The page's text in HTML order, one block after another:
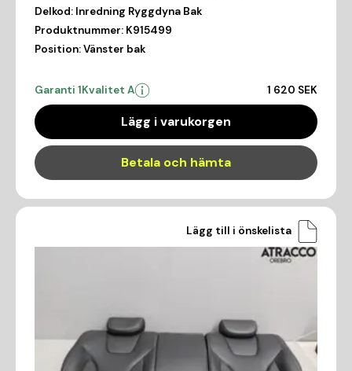
Delkod: Inredning Ryggdyna Bak
Produktnummer: K915499
Position:Vänster bak
Garanti 1Kvalitet A 1 620 SEK
Lägg i varukorgen
Betala och hämta
Lägg till i önskelista